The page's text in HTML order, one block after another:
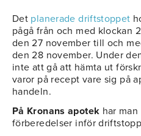
Det planerade driftstoppet
pågå från och med klockan
den 27 november till och
den 28 november. Under
inte att gå att hämta ut
varor på recept vare sig på
handeln.
På Kronans apotek har
förberedelser inför